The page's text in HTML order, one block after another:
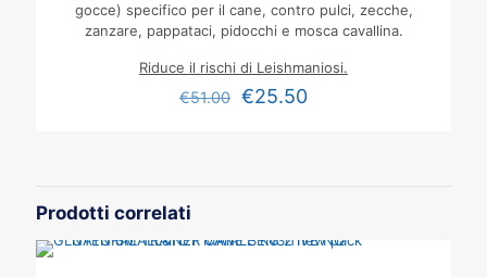
gocce) specifico per il cane, contro pulci, zecche,
zanzare, pappataci, pidocchi e mosca cavallina.
Riduce il rischi di Leishmaniosi.
€51.00 €25.50
Prodotti correlati